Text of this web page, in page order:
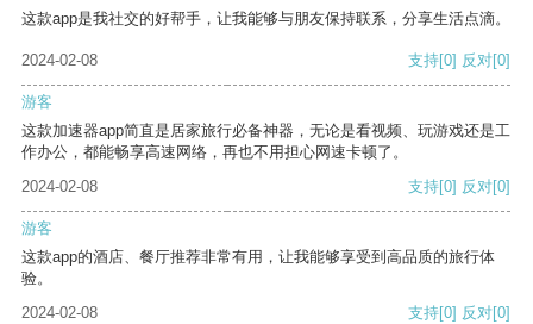
这款app是我社交的好帮手，让我能够与朋友保持联系，分享生活点滴。
2024-02-08 支持[0] 反对[0]
游客
这款加速器app简直是居家旅行必备神器，无论是看视频、玩游戏还是工
作办公，都能畅享高速网络，再也不用担心网速卡顿了。
2024-02-08
支持[0] 反对[0]
游客
这款app的酒店、餐厅推荐非常有用，让我能够享受到高品质的旅行体
验。
2024-02-08
支持[0] 反对[0]